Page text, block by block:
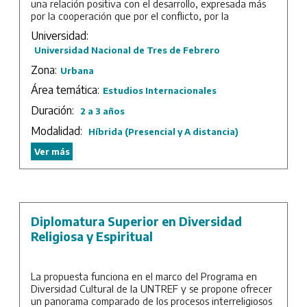
una relación positiva con el desarrollo, expresada más
por la cooperación que por el conflicto, por la
solidaridad en lugar de la intolerancia y por el
crecimiento económico en lugar del estancamiento o
deterioro.
Esta necesidad reconocida de diseñar políticas
migratorias y sociales adecuadas a las nuevas
que regulan las migraciones y de su articulación con el
desarrollo, de su impacto a nivel nacional, pero también
a nivel local, de las características de sus protagonistas
y de la calidad de vida que estos logren en los lugares
de acogida.
fenómeno migratorio a nivel académico en toda su
complejidad para el conocimiento del mismo, su
incidencia en la política pública para su gobernabilidad
todo el universo de investigadores sociales y
organismos no gubernamentales de atención a los
migrantes, es una necesidad creciente.
Universidad:
Universidad Nacional de Tres de Febrero
Zona: Urbana
Área temática: Estudios Internacionales
Duración: 2 a 3 años
Modalidad:
Híbrida (Presencial y A distancia)
Ver más
Diplomatura Superior en Diversidad
Religiosa y Espiritual
La propuesta funciona en el marco del Programa en
Diversidad Cultural de la UNTREF y se propone ofrecer
un panorama comparado de los procesos interreligiosos